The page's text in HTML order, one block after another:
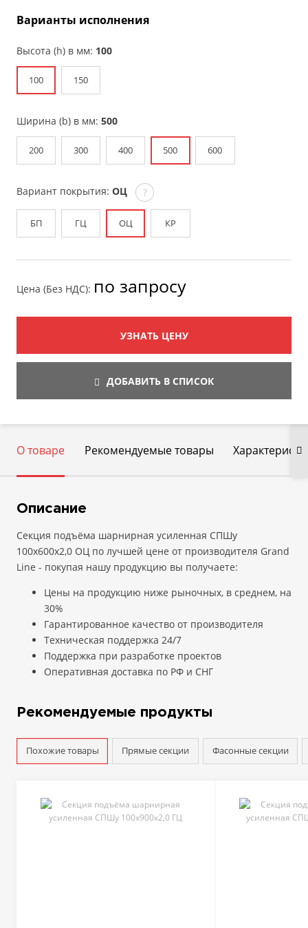
Варианты исполнения
Высота (h) в мм: 100
100 150
Ширина (b) в мм: 500
200 300 400 500 600
Вариант покрытия: ОЦ ?
БП ГЦ ОЦ КР
Цена (Без НДС): по запросу
УЗНАТЬ ЦЕНУ
ДОБАВИТЬ В СПИСОК
О товаре Рекомендуемые товары
Описание
Секция подъёма шарнирная усиленная СПШу
100х600х2,0 ОЦ по лучшей цене от производителя Grand
Line - покупая нашу продукцию вы получаете:
Цены на продукцию ниже рыночных, в среднем, на
30%
Гарантированное качество от производителя
Техническая поддержка 24/7
Поддержка при разработке проектов
Оперативная доставка по РФ и СНГ
Рекомендуемые продукты
Похожие товары Прямые секции Фасонные секции